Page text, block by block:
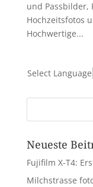
und Passbilder,
Hochzeitsfotos
Hochwertige...
Select Language
Neueste
Fujifilm X-T4:
Milchstrasse